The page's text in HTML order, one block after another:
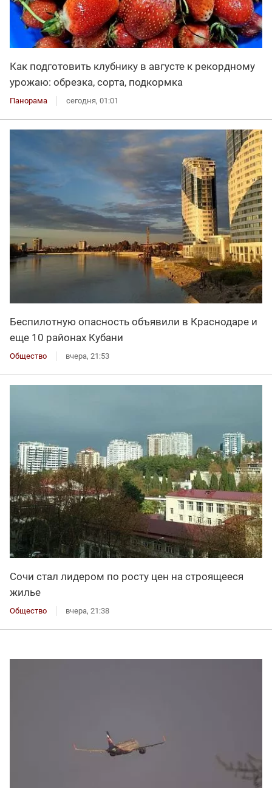
Как подготовить клубнику в августе к рекордному
урожаю: обрезка, сорта, подкормка
Панорама сегодня, 01:01
Беспилотную опасность объявили в Краснодаре и
еще 10 районах Кубани
Общество вчера, 21:53
Сочи стал лидером по росту цен на строящееся
жилье
Общество вчера, 21:38